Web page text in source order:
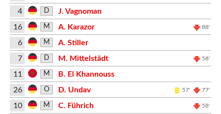
4 D
J. Vagnoman
16
M A. Karazor 88'
6 M
A. Stiller
7
D M. Mittelstädt 58'
11 M
B. El Khannouss
26
O D. Undav 57' 77'
10 M C. Führich 58'